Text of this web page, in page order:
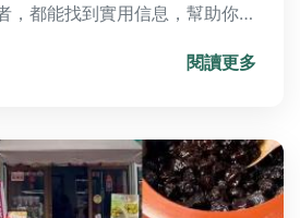
，都能找到實用信息，幫助你成
解決所有種植過程中的疑問。
閱讀更多